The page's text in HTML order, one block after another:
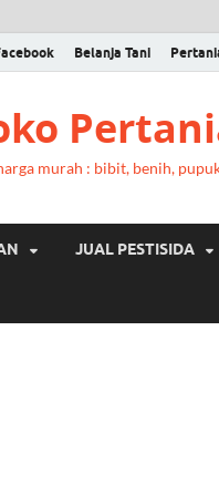
Belanja Tani
murah : bibit, benih,
JUAL PESTISIDA